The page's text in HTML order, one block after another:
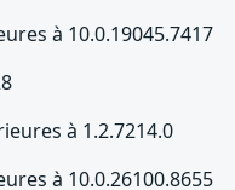
à 10.0.19045.7417
à 1.2.7214.0
à 10.0.26100.8655